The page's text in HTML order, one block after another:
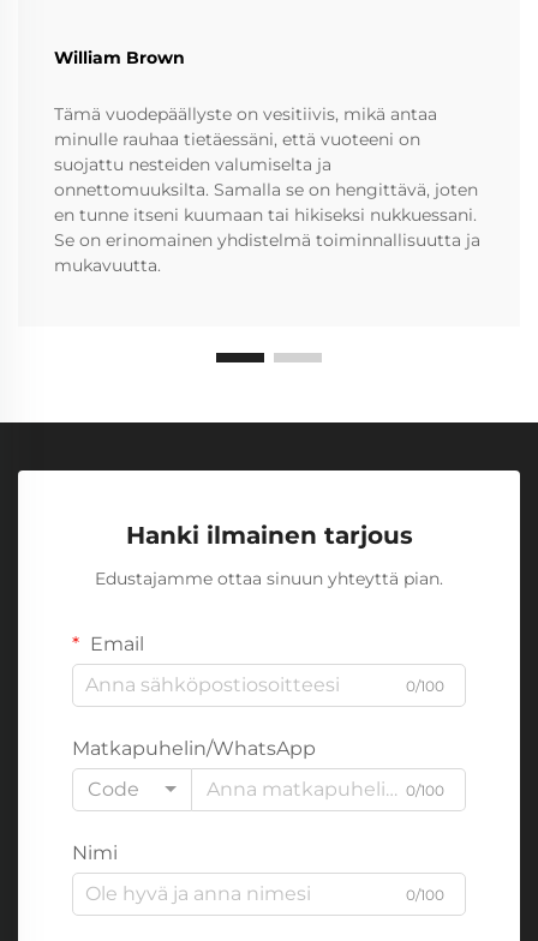
William Brown
Tämä vuodepäällyste on vesitiivis, mikä antaa
minulle rauhaa tietäessäni, että vuoteeni on
suojattu nesteiden valumiselta ja
onnettomuuksilta. Samalla se on hengittävä, joten
en tunne itseni kuumaan tai hikiseksi nukkuessani.
Se on erinomainen yhdistelmä toiminnallisuutta ja
mukavuutta.
Hanki ilmainen tarjous
Edustajamme ottaa sinuun yhteyttä pian.
Email
0/100
Matkapuhelin/WhatsApp
Code
0/100
Nimi
0/100